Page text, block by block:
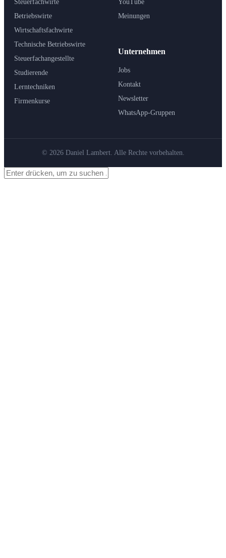
Steuerfachwirte
Betriebswirte
Wirtschaftsfachwirte
Technische Betriebswirte
Steuerfachangestellte
Studierende
Lerntechniken
Firmenkurse
YouTube
Meinungen
Unternehmen
Jobs
Kontakt
Newsletter
WhatsApp-Gruppen
© 2026 Daniel Lambert. Alle Rechte vorbehalten.